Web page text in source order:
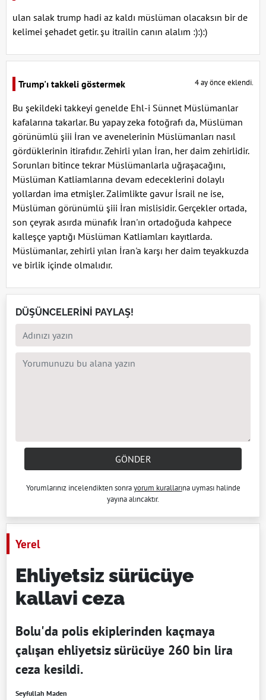
ulan salak trump hadi az kaldı müslüman olacaksın bir de
kelimei şehadet getir. şu itrailin canın alalım :):):)
Trump'ı takkeli göstermek 4 ay önce eklendi.
Bu şekildeki takkeyi genelde Ehl-i Sünnet Müslümanlar
kafalarına takarlar. Bu yapay zeka fotoğrafı da, Müslüman
görünümlü şiii İran ve avenelerinin Müslümanları nasıl
gördüklerinin itirafıdır. Zehirli yılan İran, her daim zehirlidir.
Sorunları bitince tekrar Müslümanlarla uğraşacağını,
Müslüman Katliamlarına devam edeceklerini dolaylı
yollardan ima etmişler. Zalimlikte gavur İsrail ne ise,
Müslüman görünümlü şiii İran mislisidir. Gerçekler ortada,
son çeyrak asırda münafık İran'ın ortadoğuda kahpece
kalleşçe yaptığı Müslüman Katliamları kayıtlarda.
Müslümanlar, zehirli yılan İran'a karşı her daim teyakkuzda
ve birlik içinde olmalıdır.
DÜŞÜNCELERİNİ PAYLAŞ!
GÖNDER
Yorumlarınız incelendikten sonrayorum kurallarına uyması halinde
yayına alıncaktır.
Yerel
Ehliyetsiz sürücüye
kallavi ceza
Bolu'da polis ekiplerinden kaçmaya
çalışan ehliyetsiz sürücüye 260 bin lira
ceza kesildi.
Seyfullah Maden